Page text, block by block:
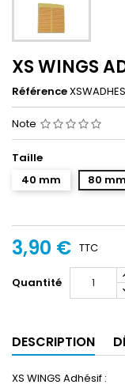
XS WINGS
Référence
Note
Taille
40 mm
80 mm
3,90 € TTC
Quantité
DESCRIPTION
XS WINGS Adhésif :